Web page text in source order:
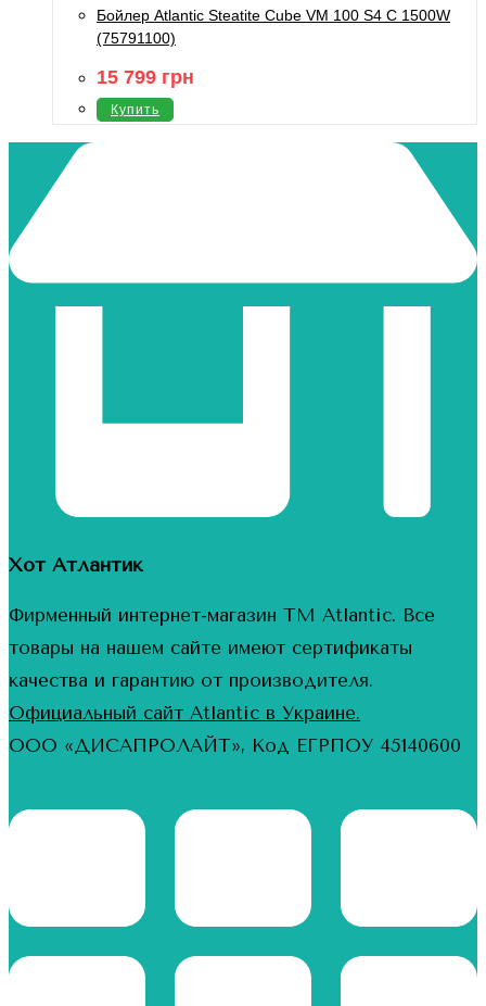
Бойлер Atlantic Steatite Cube VM 100 S4 C 1500W
(75791100)
15 799 грн
Купить
Хот Атлантик
Фирменный интернет-магазин ТМ Atlantic. Все
товары на нашем сайте имеют сертификаты
качества и гарантию от производителя.
Официальный сайт Atlantic в Украине.
ООО «ДИСАПРОЛАЙТ», Код ЕГРПОУ 45140600